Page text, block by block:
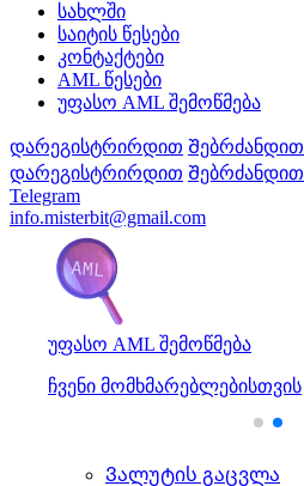
სახლში
საიტის წესები
კონტაქტები
AML წესები
უფასო AML შემოწმება
დარეგისტრირდით Შებრძანდით
დარეგისტრირდით Შებრძანდით
Telegram
info.misterbit@gmail.com
უფასო AML შემოწმება
ჩვენი მომხმარებლებისთვის
Ვალუტის გაცვლა